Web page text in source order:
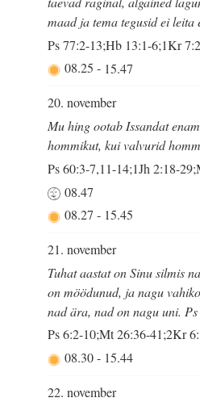
maad ja tema tegusid ei leita
Ps 77:2-13;Hb 13:1-6;1Kr
08.25- 15.47
20. november
Mu hing ootab Issandat
hommikut, kui valvurid
Ps 60:3-7,11-14;1Jh 2:18-
08.47
08.27- 15.45
21. november
Tuhat aastat on Sinu silmis
on möödunud, ja nagu
nad ära, nad on nagu uni.
Ps 6:2-10;Mt 26:36-41;2Kr
08.30- 15.44
22. november